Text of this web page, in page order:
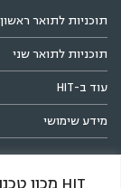
תוכניות לתואר ראשון
תוכניות לתואר שני
עוד ב-HIT
מידע שימושי